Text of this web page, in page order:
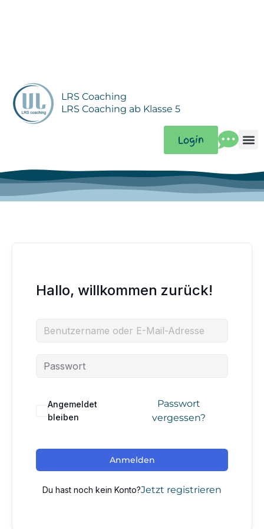
LRS Coaching
LRS Coaching ab Klasse 5
Login
Hallo, willkommen zurück!
Angemeldet
bleiben
Passwort
vergessen?
Anmelden
Du hast noch kein Konto?Jetzt registrieren